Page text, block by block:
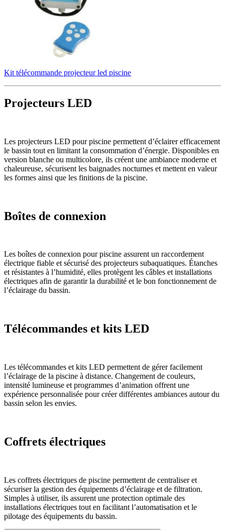
Kit télécommande projecteur led piscine
Projecteurs LED
Les projecteurs LED pour piscine permettent d’éclairer efficacement
le bassin tout en limitant la consommation d’énergie. Disponibles en
version blanche ou multicolore, ils créent une ambiance moderne et
chaleureuse, sécurisent les baignades nocturnes et mettent en valeur
les formes ainsi que les finitions de la piscine.
Boîtes de connexion
Les boîtes de connexion pour piscine assurent un raccordement
électrique fiable et sécurisé des projecteurs subaquatiques. Étanches
et résistantes à l’humidité, elles protègent les câbles et installations
électriques afin de garantir la durabilité et le bon fonctionnement de
l’éclairage du bassin.
Télécommandes et kits LED
Les télécommandes et kits LED permettent de gérer facilement
l’éclairage de la piscine à distance. Changement de couleurs,
intensité lumineuse et programmes d’animation offrent une
expérience personnalisée pour créer différentes ambiances autour du
bassin selon les envies.
Coffrets électriques
Les coffrets électriques de piscine permettent de centraliser et
sécuriser la gestion des équipements d’éclairage et de filtration.
Simples à utiliser, ils assurent une protection optimale des
installations électriques tout en facilitant l’automatisation et le
pilotage des équipements du bassin.